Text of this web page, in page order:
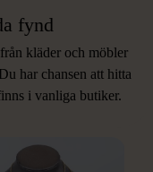
fynd
kläder och möbler
har chansen att hitta
i vanliga butiker.
om denna